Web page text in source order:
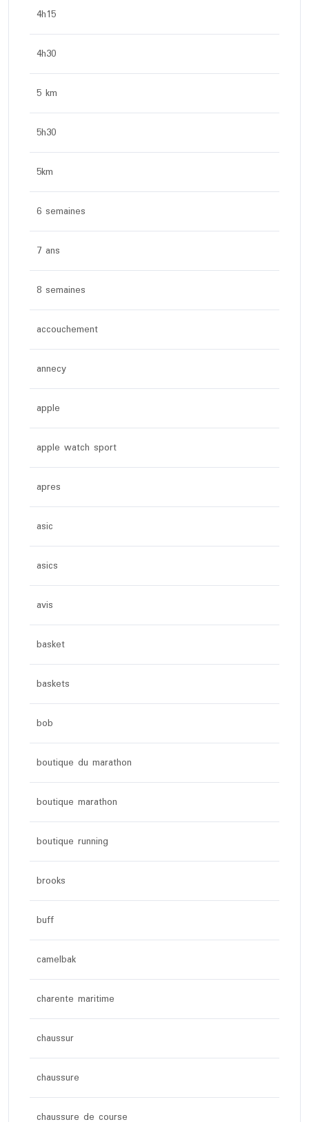
4h15
4h30
5 km
5h30
5km
6 semaines
7 ans
8 semaines
accouchement
annecy
apple
apple watch sport
apres
asic
asics
avis
basket
baskets
bob
boutique du marathon
boutique marathon
boutique running
brooks
buff
camelbak
charente maritime
chaussur
chaussure
chaussure de course